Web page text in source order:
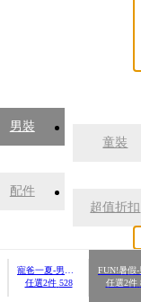
男裝
童裝
配件
超值折扣
任選2件 528 任選2件